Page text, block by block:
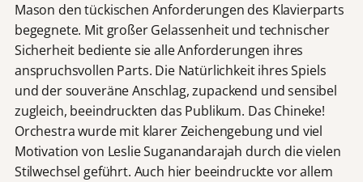
Mason den tückischen Anforderungen des Klavierparts
begegnete. Mit großer Gelassenheit und technischer
Sicherheit bediente sie alle Anforderungen ihres
anspruchsvollen Parts. Die Natürlichkeit ihres Spiels
und der souveräne Anschlag, zupackend und sensibel
zugleich, beeindruckten das Publikum. Das Chineke!
Orchestra wurde mit klarer Zeichengebung und viel
Motivation von Leslie Suganandarajah durch die vielen
Stilwechsel geführt. Auch hier beeindruckte vor allem